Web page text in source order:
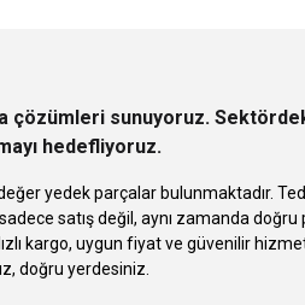
çözümleri sunuyoruz.
hedefliyoruz.
yedek parçalar bulunmaktadır.
satış değil, aynı zamanda doğru
kargo, uygun fiyat ve güvenilir hizmet
doğru yerdesiniz.